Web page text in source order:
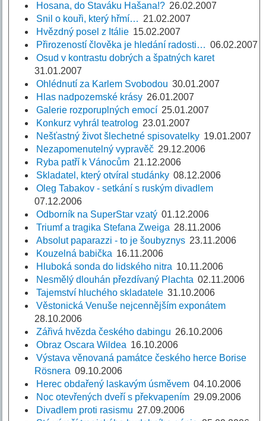
Hosana, do Staváku Hašana!? 26.02.2007
Snil o kouři, který hřmí… 21.02.2007
Hvězdný posel z Itálie 15.02.2007
Přirozeností člověka je hledání radosti… 06.02.2007
Osud v kontrastu dobrých a špatných karet
31.01.2007
Ohlédnutí za Karlem Svobodou 30.01.2007
Hlas nadpozemské krásy 26.01.2007
Galerie rozporuplných emocí 25.01.2007
Konkurz vyhrál teatrolog 23.01.2007
Nešťastný život šlechetné spisovatelky 19.01.2007
Nezapomenutelný vypravěč 29.12.2006
Ryba patří k Vánocům 21.12.2006
Skladatel, který otvíral studánky 08.12.2006
Oleg Tabakov - setkání s ruským divadlem
07.12.2006
Odborník na SuperStar vzatý 01.12.2006
Triumf a tragika Stefana Zweiga 28.11.2006
Absolut paparazzi - to je šoubyznys 23.11.2006
Kouzelná babička 16.11.2006
Hluboká sonda do lidského nitra 10.11.2006
Nesmělý dlouhán přezdívaný Plachta 02.11.2006
Tajemství hluchého skladatele 31.10.2006
Věstonická Venuše nejcennějším exponátem
28.10.2006
Zářivá hvězda českého dabingu 26.10.2006
Obraz Oscara Wildea 16.10.2006
Výstava věnovaná památce českého herce Borise
Rösnera 09.10.2006
Herec obdařený laskavým úsměvem 04.10.2006
Noc otevřených dveří s překvapením 29.09.2006
Divadlem proti rasismu 27.09.2006